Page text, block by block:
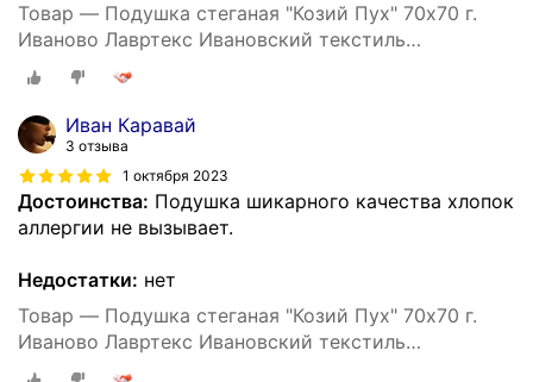
Товар — Подушка стеганая "Козий Пух" 70х70 г.
Иваново Лавртекс Ивановский текстиль
(микрофайбер) ультра-степ
Иван Каравай
3 отзыва
1 октября 2023
Достоинства: Подушка шикарного качества хлопок
аллергии не вызывает.
Недостатки: нет
Товар — Подушка стеганая "Козий Пух" 70х70 г.
Иваново Лавртекс Ивановский текстиль
(микрофайбер) ультра-степ